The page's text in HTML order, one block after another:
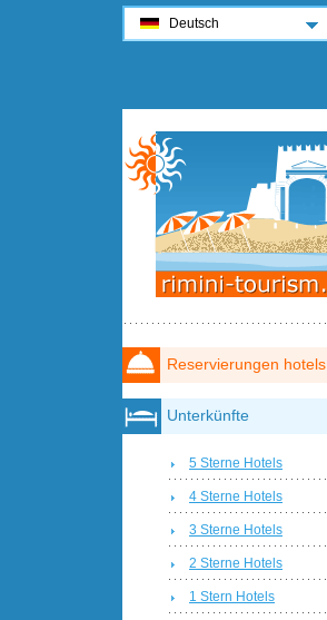
Reservierungen hotels
Unterkünfte
5 Sterne Hotels
4 Sterne Hotels
3 Sterne Hotels
2 Sterne Hotels
1 Stern Hotels
Deutsch